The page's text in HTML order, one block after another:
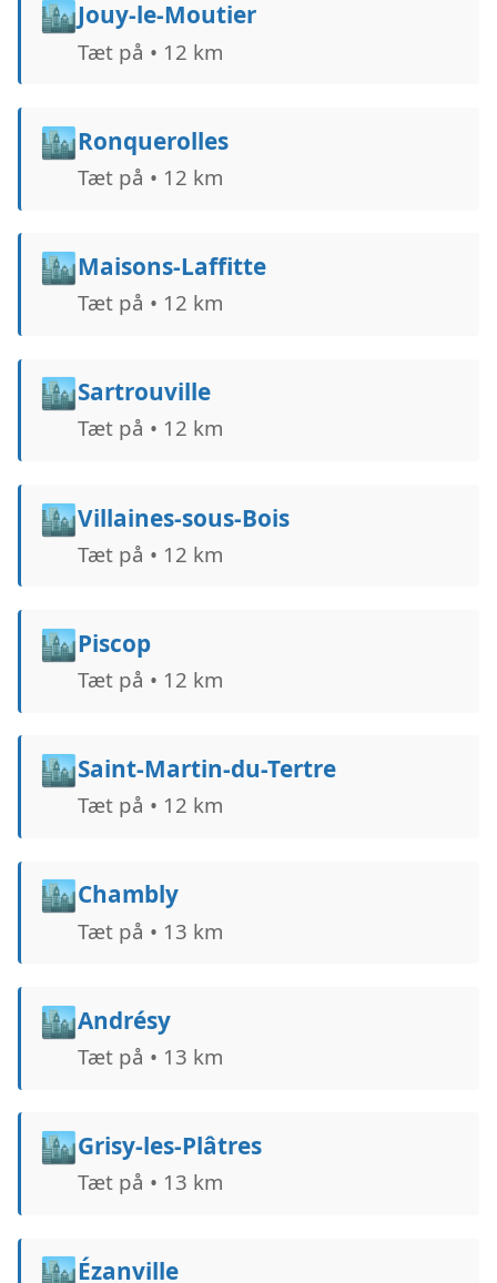
🏙️Jouy-le-Moutier
Tæt på • 12 km
🏙️Ronquerolles
Tæt på • 12 km
🏙️Maisons-Laffitte
Tæt på • 12 km
🏙️Sartrouville
Tæt på • 12 km
🏙️Villaines-sous-Bois
Tæt på • 12 km
🏙️Piscop
Tæt på • 12 km
🏙️Saint-Martin-du-Tertre
Tæt på • 12 km
🏙️Chambly
Tæt på • 13 km
🏙️Andrésy
Tæt på • 13 km
🏙️Grisy-les-Plâtres
Tæt på • 13 km
🏙️Ézanville